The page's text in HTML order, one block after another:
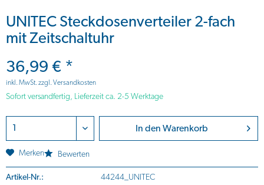
UNITEC Steckdosenverteiler 2-fach
mit Zeitschaltuhr
36,99 € *
inkl. MwSt.zzgl. Versandkosten
Sofort versandfertig, Lieferzeit ca. 2-5 Werktage
In den Warenkorb
Merken Bewerten
Artikel-Nr.: 44244_UNITEC